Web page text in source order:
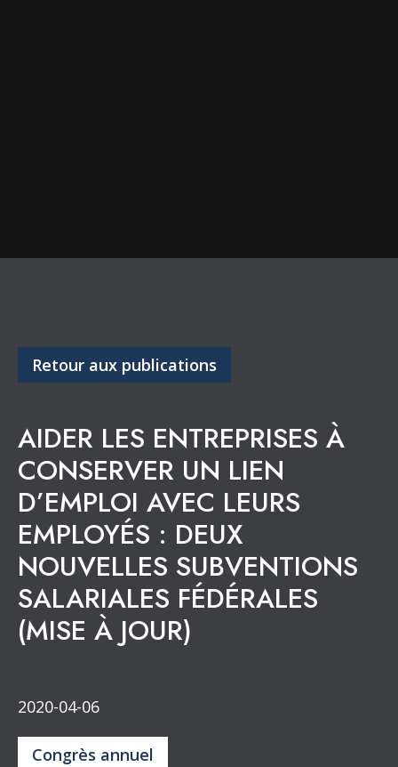
Retour aux publications
AIDER LES ENTREPRISES À
CONSERVER UN LIEN
D’EMPLOI AVEC LEURS
EMPLOYÉS : DEUX
NOUVELLES SUBVENTIONS
SALARIALES FÉDÉRALES
(MISE À JOUR)
2020-04-06
Congrès annuel